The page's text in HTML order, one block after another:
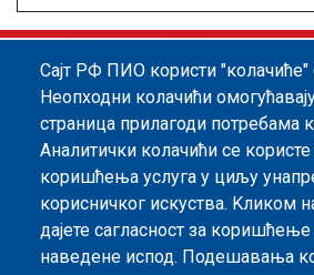
Footer menu
Информатор
Заштита података о личности
Информације од јавног значаја
Мапа сајта
Архива
Сајт РФ ПИО користи "колачиће"
Неопходни колачићи
страница прилагоди потребама
Аналитички колачићи се користе
коришћења услуга у циљу
корисничког искуства. Kликом
дајете сагласност за
наведене испод. Подешавања